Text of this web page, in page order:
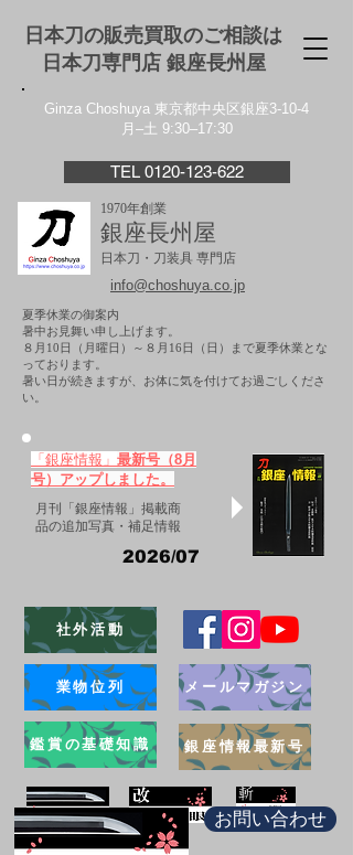
日本刀の販売買取のご相談は
日本刀専門店 銀座⻑州屋
Ginza Choshuya 東京都中央区銀座3-10-4
月–土 9:30–17:30
TEL 0120-123-622
1970年創業
銀座長州屋
日本刀・刀装具 専門店
info@choshuya.co.jp
夏季休業の御案内
暑中お見舞い申し上げます。
８月10日（月曜日）～８月16日（日）まで夏季休業とな
っております。
​暑い日が続きますが、お体に気を付けてお過ごしくださ
い。
「銀座情報」 最新号（8月
号）アップしました。
月刊「銀座情報」掲載商
品の追加写真・補足情報
2026/07
社外活動
業物位列
鑑賞の基礎知識
メールマガジン
銀座情報最新号
お問い合わせ